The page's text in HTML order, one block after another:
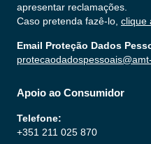
apresentar reclamações.
Caso pretenda fazê-lo, clique
Email Proteção Dados
Apoio ao Consumidor
Telefone:
+351 211 025 870